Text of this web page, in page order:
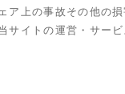
ア上の事故その他の
サイトの運営・サー